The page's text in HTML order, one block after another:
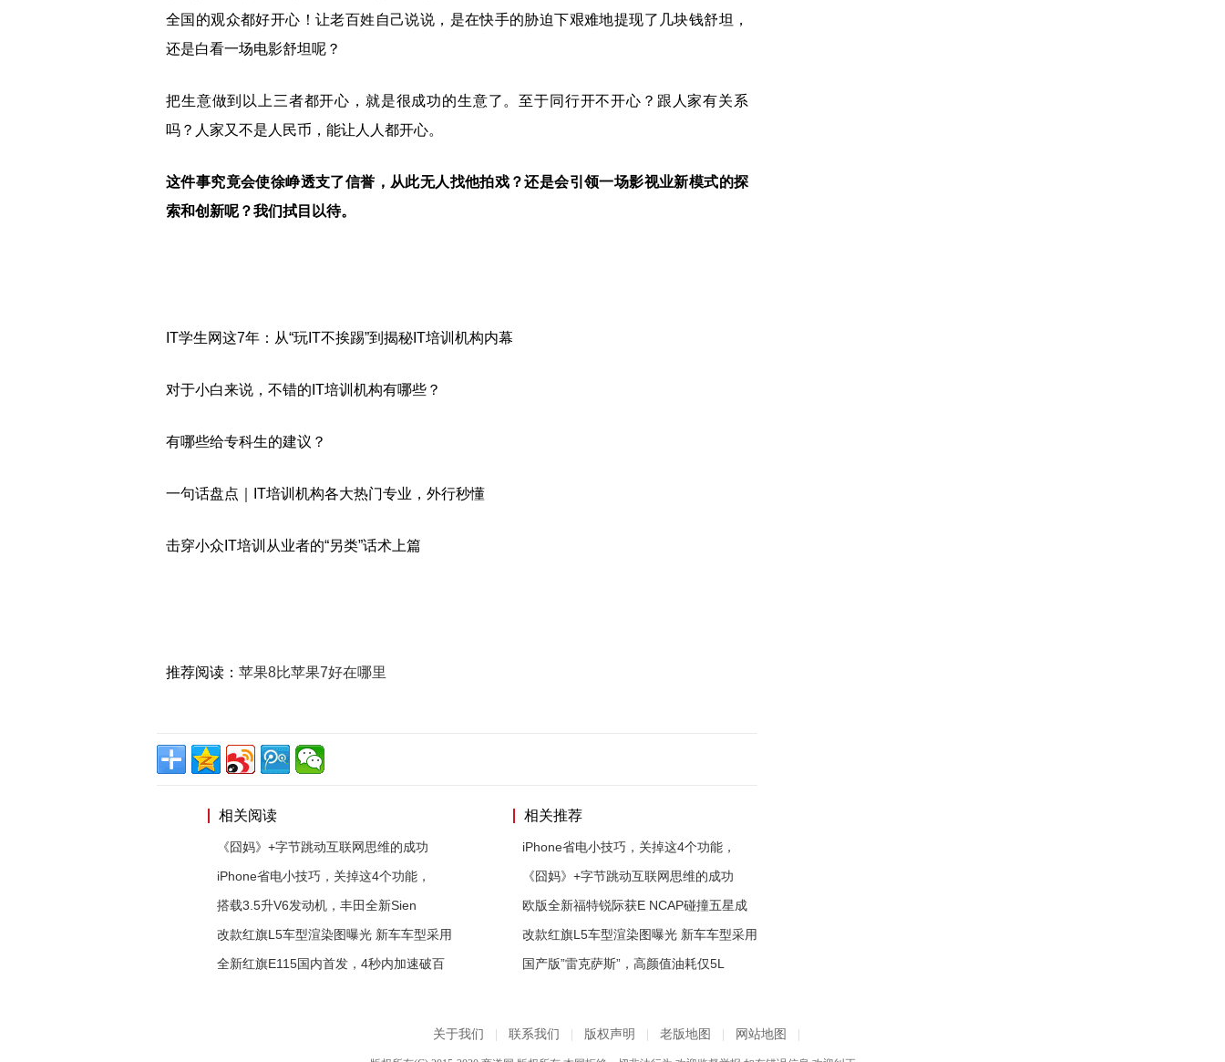
全国的观众都好开心！让老百姓自己说说，是在快手的胁迫下艰难地提现了几块钱舒坦，
还是白看一场电影舒坦呢？
把生意做到以上三者都开心，就是很成功的生意了。至于同行开不开心？跟人家有关系
吗？人家又不是人民币，能让人人都开心。
这件事究竟会使徐峥透支了信誉，从此无人找他拍戏？还是会引领一场影视业新模式的探
索和创新呢？我们拭目以待。
IT学生网这7年：从“玩IT不挨踢”到揭秘IT培训机构内幕
对于小白来说，不错的IT培训机构有哪些？
有哪些给专科生的建议？
一句话盘点｜IT培训机构各大热门专业，外行秒懂
击穿小众IT培训从业者的“另类”话术上篇
推荐阅读： 苹果8比苹果7好在哪里
相关阅读
《囧妈》+字节跳动互联网思维的成功
iPhone省电小技巧，关掉这4个功能，
搭载3.5升V6发动机，丰田全新Sien
改款红旗L5车型渲染图曝光 新车车型采用
全新红旗E115国内首发，4秒内加速破百
相关推荐
iPhone省电小技巧，关掉这4个功能，
《囧妈》+字节跳动互联网思维的成功
欧版全新福特锐际获E NCAP碰撞五星成
改款红旗L5车型渲染图曝光 新车车型采用
国产版”雷克萨斯”，高颜值油耗仅5L
关于我们 联系我们 版权声明 老版地图 网站地图